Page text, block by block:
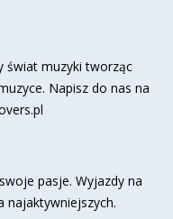
świat muzyki tworząc
Napisz do nas na
pasje. Wyjazdy na
najaktywniejszych.